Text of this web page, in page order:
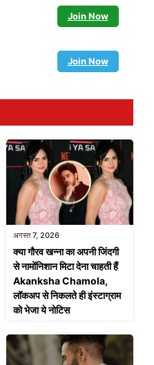
Join Now
Join Now
अगस्त 7, 2026
क्या गौरव खन्ना का अपनी जिंदगी
से नामोंनिशान मिटा देना चाहती हैं
Akanksha Chamola,
लॉकअप से निकलते ही इंस्टाग्राम
को भेजा ये नोटिस